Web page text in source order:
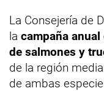
La Consejería de
la campaña
de salmones y
de la región
de ambas